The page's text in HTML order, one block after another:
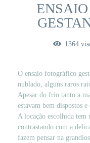
1364
O ensaio fotográfico
nublado, alguns raros
Apesar do frio tanto a
estavam bem dispostos
A locação escolhida tem
contrastando com a
fazem pensar na